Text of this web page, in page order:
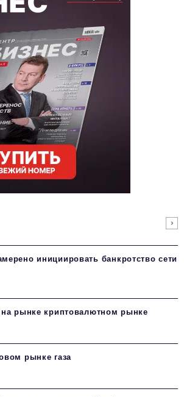
инициировать банкротство сети
на рынке криптовалютном рынке
рынке газа